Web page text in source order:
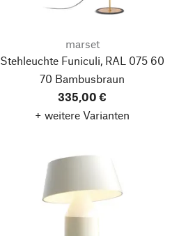
marset
Stehleuchte Funiculi, RAL 075 60
70 Bambusbraun
335,00 €
+ weitere Varianten